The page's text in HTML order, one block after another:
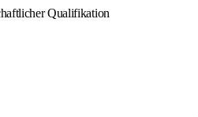
Qualifikation